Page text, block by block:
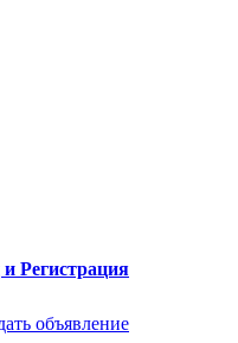
и Регистрация
объявление